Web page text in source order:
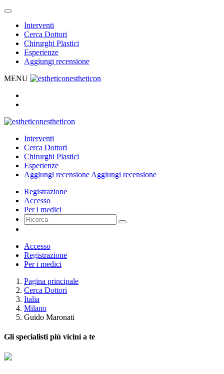
Interventi
Cerca Dottori
Chirurghi Plastici
Esperienze
Aggiungi recensione
MENU
estheticon
estheticon
Interventi
Cerca Dottori
Chirurghi Plastici
Esperienze
Aggiungi recensione Aggiungi recensione
Registrazione
Accesso
Per i medici
Accesso
Registrazione
Per i medici
Pagina principale
Cerca Dottori
Italia
Milano
Guido Maronati
Gli specialisti più vicini a te